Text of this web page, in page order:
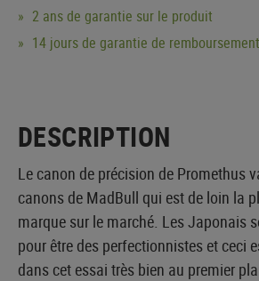
2 ans de garantie sur le produit
14 jours de garantie de remboursement
DESCRIPTION
Le canon de précision de Promethus
canons de MadBull qui est de loin la
marque sur le marché. Les Japonais
pour être des perfectionnistes et ceci
dans cet essai très bien au premier